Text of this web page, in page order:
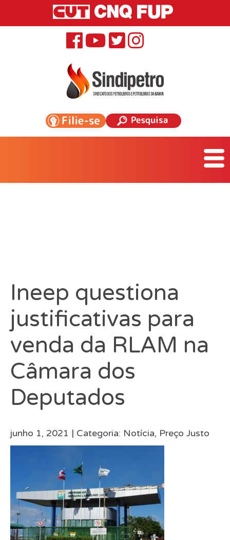
Ineep questiona
justificativas para
venda da RLAM na
Câmara dos
Deputados
junho 1, 2021 | Categoria: Notícia, Preço Justo